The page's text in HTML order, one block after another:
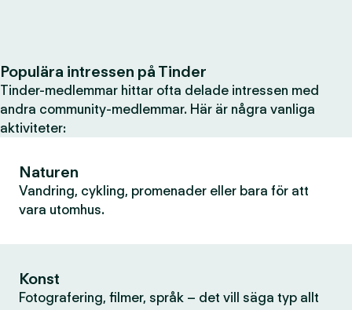
Populära intressen på Tinder
Tinder-medlemmar hittar ofta delade intressen med
andra community-medlemmar. Här är några vanliga
aktiviteter:
Naturen
Vandring, cykling, promenader eller bara för att
vara utomhus.
Konst
Fotografering, filmer, språk – det vill säga typ allt